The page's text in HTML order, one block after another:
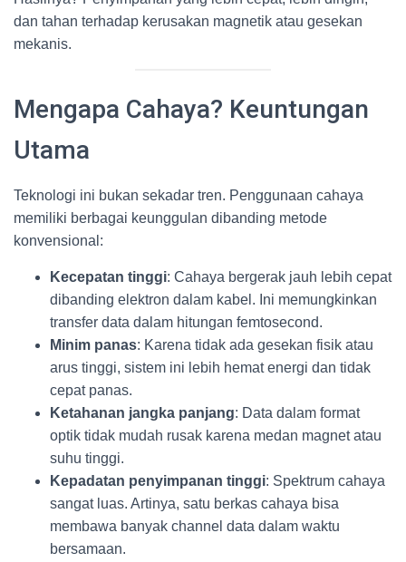
dan tahan terhadap kerusakan magnetik atau gesekan
mekanis.
Mengapa Cahaya? Keuntungan
Utama
Teknologi ini bukan sekadar tren. Penggunaan cahaya
memiliki berbagai keunggulan dibanding metode
konvensional:
Kecepatan tinggi: Cahaya bergerak jauh lebih cepat
dibanding elektron dalam kabel. Ini memungkinkan
transfer data dalam hitungan femtosecond.
Minim panas: Karena tidak ada gesekan fisik atau
arus tinggi, sistem ini lebih hemat energi dan tidak
cepat panas.
Ketahanan jangka panjang: Data dalam format
optik tidak mudah rusak karena medan magnet atau
suhu tinggi.
Kepadatan penyimpanan tinggi: Spektrum cahaya
sangat luas. Artinya, satu berkas cahaya bisa
membawa banyak channel data dalam waktu
bersamaan.